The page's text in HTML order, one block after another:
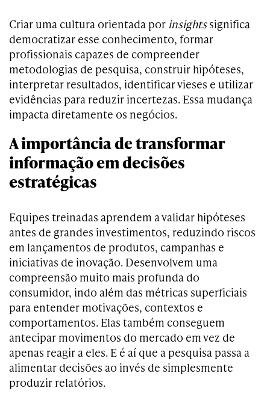
Criar uma cultura orientada por insightssignifica
democratizar esse conhecimento, formar
profissionais capazes de compreender
metodologias de pesquisa, construir hipóteses,
interpretar resultados, identificar vieses e utilizar
evidências para reduzir incertezas. Essa mudança
impacta diretamente os negócios.
A importância de transformar
informação em decisões
estratégicas
Equipes treinadas aprendem a validar hipóteses
antes de grandes investimentos, reduzindo riscos
em lançamentos de produtos, campanhas e
iniciativas de inovação. Desenvolvem uma
compreensão muito mais profunda do
consumidor, indo além das métricas superficiais
para entender motivações, contextos e
comportamentos. Elas também conseguem
antecipar movimentos do mercado em vez de
apenas reagir a eles. E é aí que a pesquisa passa a
alimentar decisões ao invés de simplesmente
produzir relatórios.